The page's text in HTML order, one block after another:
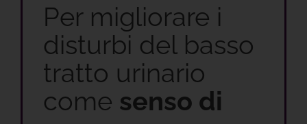
Per migliorare i
disturbi del basso
tratto urinario
come senso di